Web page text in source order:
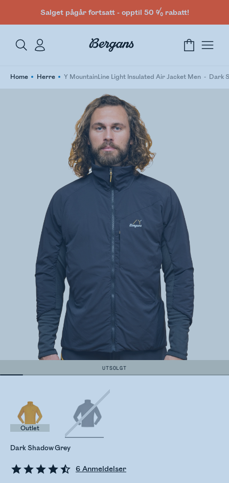
Salget pågår fortsatt - opptil 50 % rabatt!
Home Herre Y MountainLine Light Insulated Air Jacket Men Dark
UTSOLGT
6 Anmeldelser
Dark Shadow Grey
Outlet